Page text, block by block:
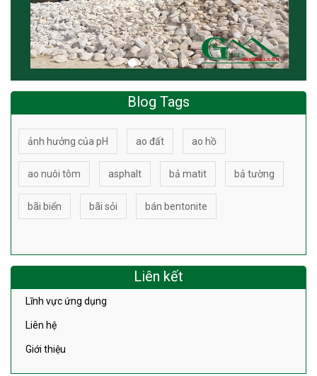
Blog Tags
ảnh hưởng của pH ao đất ao hồ
ao nuôi tôm asphalt bả matit bả tường
bãi biển bãi sỏi bán bentonite
Liên kết
Lĩnh vực ứng dụng
Liên hệ
Giới thiệu